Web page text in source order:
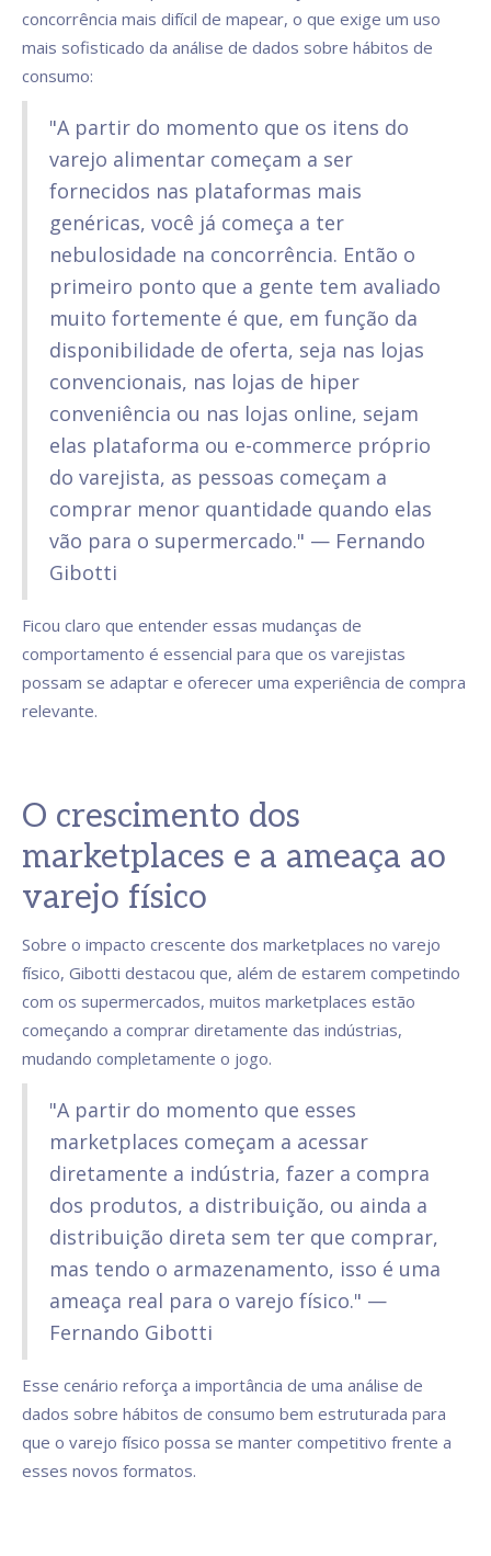
concorrência mais difícil de mapear, o que exige um uso
mais sofisticado da análise de dados sobre hábitos de
consumo:
"A partir do momento que os itens do
varejo alimentar começam a ser
fornecidos nas plataformas mais
genéricas, você já começa a ter
nebulosidade na concorrência. Então o
primeiro ponto que a gente tem avaliado
muito fortemente é que, em função da
disponibilidade de oferta, seja nas lojas
convencionais, nas lojas de hiper
conveniência ou nas lojas online, sejam
elas plataforma ou e-commerce próprio
do varejista, as pessoas começam a
comprar menor quantidade quando elas
vão para o supermercado." — Fernando
Gibotti
Ficou claro que entender essas mudanças de
comportamento é essencial para que os varejistas
possam se adaptar e oferecer uma experiência de compra
relevante.
O crescimento dos
marketplaces e a ameaça ao
varejo físico
Sobre o impacto crescente dos marketplaces no varejo
físico, Gibotti destacou que, além de estarem competindo
com os supermercados, muitos marketplaces estão
começando a comprar diretamente das indústrias,
mudando completamente o jogo.
"A partir do momento que esses
marketplaces começam a acessar
diretamente a indústria, fazer a compra
dos produtos, a distribuição, ou ainda a
distribuição direta sem ter que comprar,
mas tendo o armazenamento, isso é uma
ameaça real para o varejo físico." —
Fernando Gibotti
Esse cenário reforça a importância de uma análise de
dados sobre hábitos de consumo bem estruturada para
que o varejo físico possa se manter competitivo frente a
esses novos formatos.